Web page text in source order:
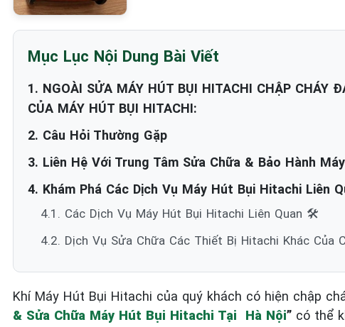
Mục Lục Nội Dung Bài Viết
1. NGOÀI SỬA MÁY HÚT BỤI HITACHI CHẬP CHÁY
CỦA MÁY HÚT BỤI HITACHI:
2. Câu Hỏi Thường Gặp
3. Liên Hệ Với Trung Tâm Sửa Chữa & Bảo Hành
4. Khám Phá Các Dịch Vụ Máy Hút Bụi Hitachi Liên
4.1. Các Dịch Vụ Máy Hút Bụi Hitachi Liên Quan 🛠️
4.2. Dịch Vụ Sửa Chữa Các Thiết Bị Hitachi Khác Của
Khí Máy Hút Bụi Hitachi của quý khách có hiện chập
& Sửa Chữa Máy Hút Bụi Hitachi Tại Hà Nội” có thể